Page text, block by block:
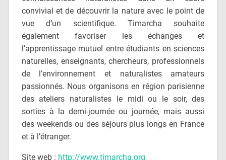
convivial et de découvrir la nature avec le point de
vue d’un scientifique. Timarcha souhaite
également favoriser les échanges et
l’apprentissage mutuel entre étudiants en sciences
naturelles, enseignants, chercheurs, professionnels
de l’environnement et naturalistes amateurs
passionnés. Nous organisons en région parisienne
des ateliers naturalistes le midi ou le soir, des
sorties à la demi-journée ou journée, mais aussi
des weekends ou des séjours plus longs en France
et à l’étranger.
Site web : http://www.timarcha.org